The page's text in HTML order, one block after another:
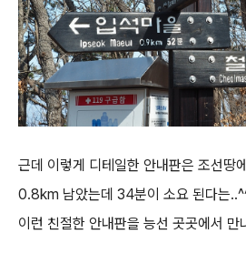
근데 이렇게 디테일한 안내판은 조선땅
0.8km 남았는데 34분이 소요 된다는
이런 친절한 안내판을 능선 곳곳에서 만